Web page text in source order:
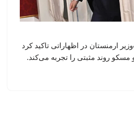
ارمنستان در اظهاراتی تاکید کرد
مسکو روند مثبتی را تجربه می‌کند.